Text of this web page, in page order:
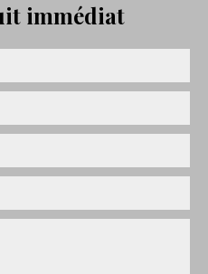
immédiat